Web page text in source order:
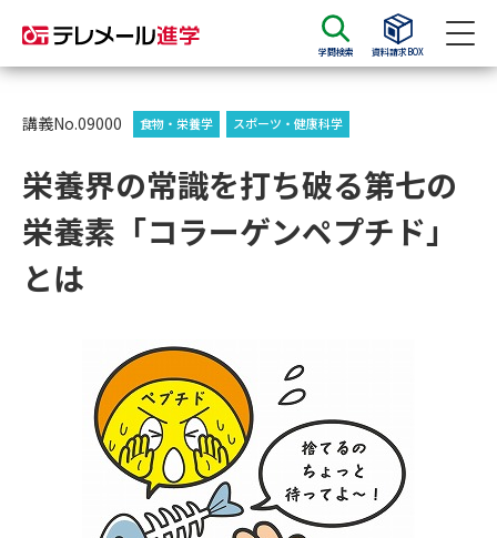
学問検索 資料請求BOX
資料請求 資料検索
大学・短大の資料種類から請求
大学パンフ
大学・短大以外の資料から請求
大学院の資料請求
講義No.09000 食物・栄養学 スポーツ・健康科学
栄養界の常識を打ち破る第七の
栄養素「コラーゲンペプチド」
とは